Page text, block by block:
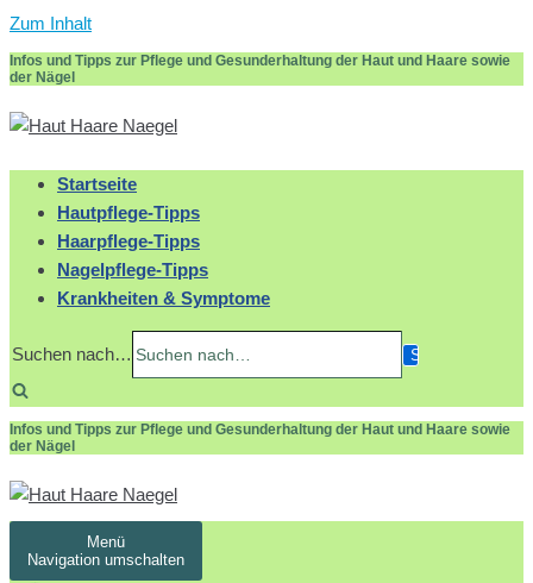
Zum Inhalt
Infos und Tipps zur Pflege und Gesunderhaltung der Haut und Haare sowie
der Nägel
Startseite
Hautpflege-Tipps
Haarpflege-Tipps
Nagelpflege-Tipps
Krankheiten & Symptome
Suchen nach…
Infos und Tipps zur Pflege und Gesunderhaltung der Haut und Haare sowie
der Nägel
Menü
Navigation umschalten